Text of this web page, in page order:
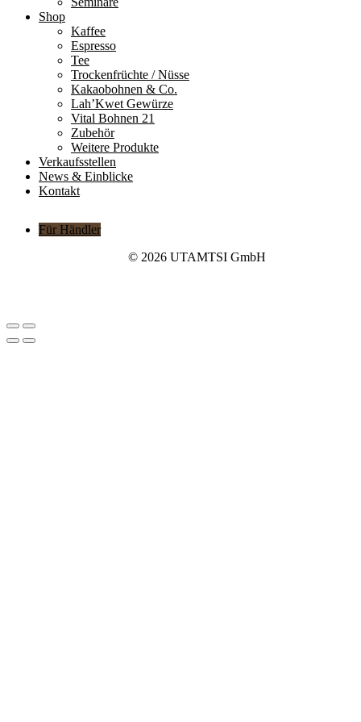
Shop
Kaffee
Espresso
Tee
Trockenfrüchte / Nüsse
Kakaobohnen & Co.
Lah’Kwet Gewürze
Vital Bohnen 21
Zubehör
Weitere Produkte
Verkaufsstellen
News & Einblicke
Kontakt
Für Händler
© 2026 UTAMTSI GmbH